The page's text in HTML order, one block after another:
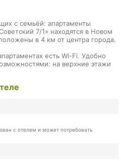
с семьёй: апартаменты
7/1» находятся в Новом
в 4 км от центра города.
есть Wi-Fi. Удобно
на верхние этажи
с отелем и может потребовать